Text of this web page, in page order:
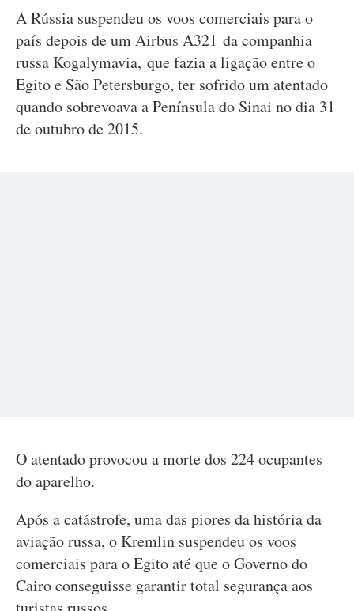
A Rússia suspendeu os voos comerciais para o
país depois de um Airbus A321 da companhia
russa Kogalymavia, que fazia a ligação entre o
Egito e São Petersburgo, ter sofrido um atentado
quando sobrevoava a Península do Sinai no dia 31
de outubro de 2015.
O atentado provocou a morte dos 224 ocupantes
do aparelho.
Após a catástrofe, uma das piores da história da
aviação russa, o Kremlin suspendeu os voos
comerciais para o Egito até que o Governo do
Cairo conseguisse garantir total segurança aos